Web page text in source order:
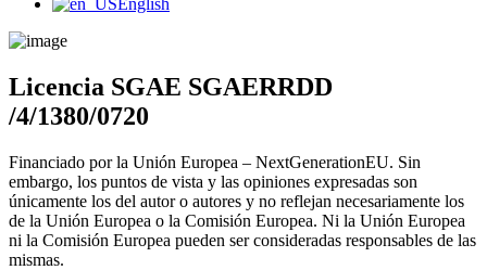
Licencia SGAE SGAERRDD
/4/1380/0720
Financiado por la Unión Europea – NextGenerationEU. Sin
embargo, los puntos de vista y las opiniones expresadas son
únicamente los del autor o autores y no reflejan necesariamente los
de la Unión Europea o la Comisión Europea. Ni la Unión Europea
ni la Comisión Europea pueden ser consideradas responsables de las
mismas.